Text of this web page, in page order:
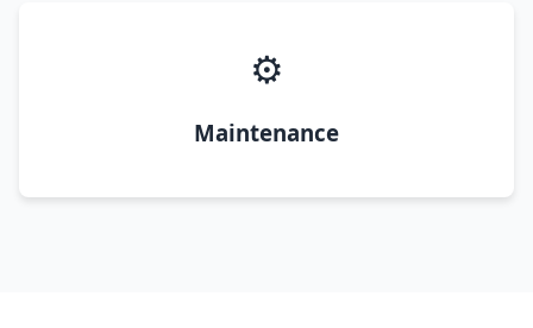
⚙️
Maintenance